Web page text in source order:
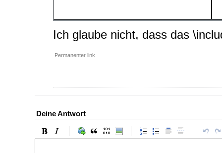
Ich glaube nicht, dass das
Permanenter link
Deine Antwort